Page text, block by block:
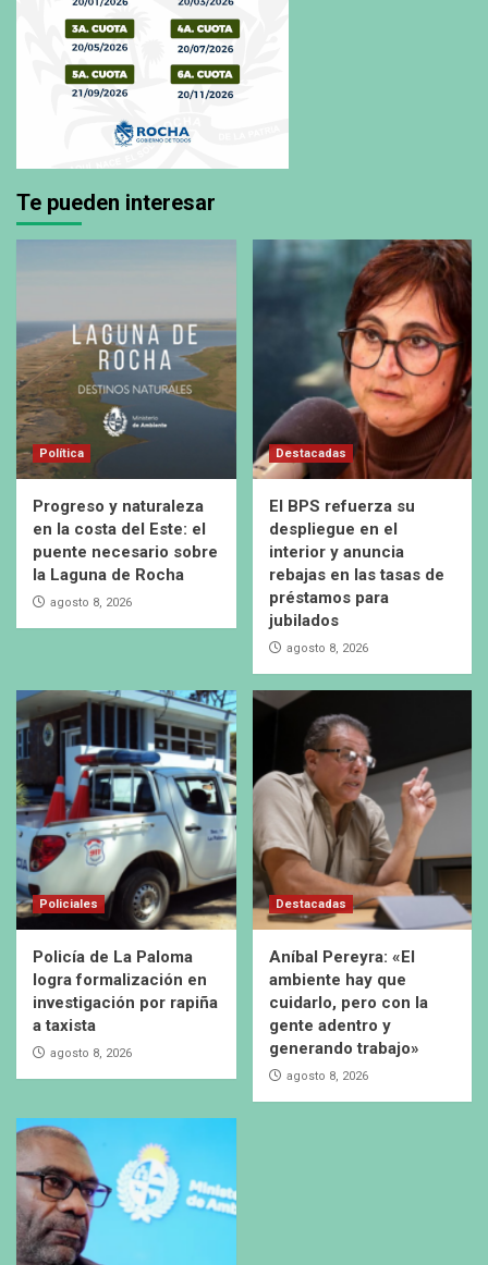
Te pueden interesar
Política
Progreso y naturaleza
en la costa del Este: el
puente necesario sobre
la Laguna de Rocha
agosto 8, 2026
Destacadas
El BPS refuerza su
despliegue en el
interior y anuncia
rebajas en las tasas de
préstamos para
jubilados
agosto 8, 2026
Policiales
Policía de La Paloma
logra formalización en
investigación por rapiña
a taxista
agosto 8, 2026
Destacadas
Aníbal Pereyra: «El
ambiente hay que
cuidarlo, pero con la
gente adentro y
generando trabajo»
agosto 8, 2026